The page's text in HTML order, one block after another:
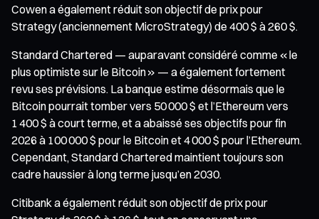
Cowen a également réduit son objectif de prix pour
Strategy (anciennement MicroStrategy) de 400 $ à 260 $.
Standard Chartered — auparavant considéré comme « le
plus optimiste sur le Bitcoin » — a également fortement
revu ses prévisions. La banque estime désormais que le
Bitcoin pourrait tomber vers 50 000 $ et l’Ethereum vers
1 400 $ à court terme, et a abaissé ses objectifs pour fin
2026 à 100 000 $ pour le Bitcoin et 4 000 $ pour l’Ethereum.
Cependant, Standard Chartered maintient toujours son
cadre haussier à long terme jusqu’en 2030.
Citibank a également réduit son objectif de prix pour